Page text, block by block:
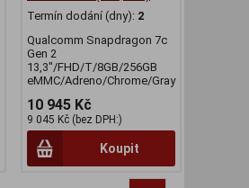
Termín dodání (dny): 2
Qualcomm Snapdragon 7c
Gen 2
13,3"/FHD/T/8GB/256GB
eMMC/Adreno/Chrome/Gray
10 945 Kč
9 045 Kč (bez DPH:)
Koupit